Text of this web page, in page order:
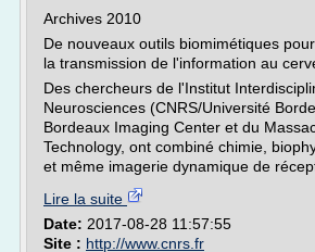
Archives 2010
De nouveaux outils biomimétiques
la transmission de l'information au
Des chercheurs de l'Institut
Neurosciences (CNRS/Université
Bordeaux Imaging Center et du
Technology, ont combiné chimie,
et même imagerie dynamique de
Lire la suite
Date: 2017-08-28 11:57:55
Site : http://www.cnrs.fr